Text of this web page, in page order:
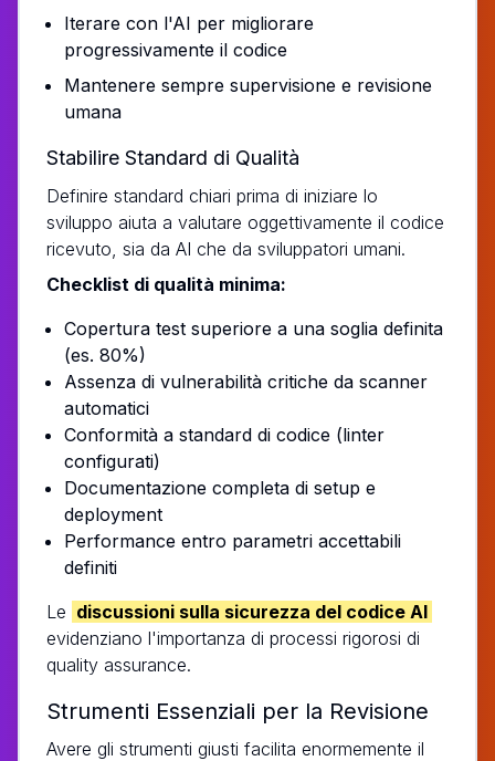
Iterare con l'AI per migliorare
progressivamente il codice
Mantenere sempre supervisione e revisione
umana
Stabilire Standard di Qualità
Definire standard chiari prima di iniziare lo
sviluppo aiuta a valutare oggettivamente il codice
ricevuto, sia da AI che da sviluppatori umani.
Checklist di qualità minima:
Copertura test superiore a una soglia definita
(es. 80%)
Assenza di vulnerabilità critiche da scanner
automatici
Conformità a standard di codice (linter
configurati)
Documentazione completa di setup e
deployment
Performance entro parametri accettabili
definiti
Le discussioni sulla sicurezza del codice AI
evidenziano l'importanza di processi rigorosi di
quality assurance.
Strumenti Essenziali per la Revisione
Avere gli strumenti giusti facilita enormemente il